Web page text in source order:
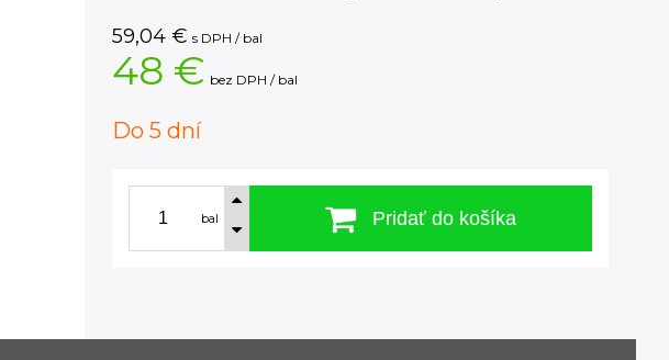
59,04 € s DPH / bal
48 € bez DPH / bal
Do 5 dní
bal Pridať do košíka